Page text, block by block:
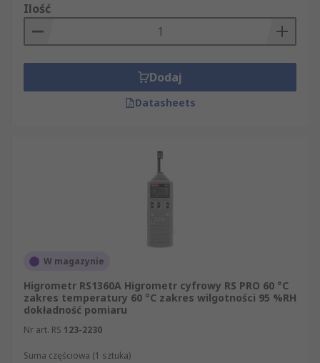
Ilość
Dodaj
Datasheets
W magazynie
Higrometr RS1360A Higrometr cyfrowy RS PRO 60 °C
zakres temperatury 60 °C zakres wilgotności 95 %RH
dokładność pomiaru
Nr art. RS 123-2230
Suma częściowa (1 sztuka)